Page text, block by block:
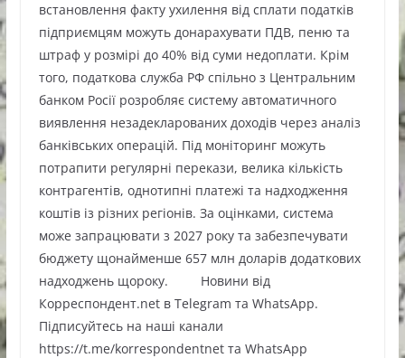
встановлення факту ухилення від сплати податків
підприємцям можуть донарахувати ПДВ, пеню та
штраф у розмірі до 40% від суми недоплати. Крім
того, податкова служба РФ спільно з Центральним
банком Росії розробляє систему автоматичного
виявлення незадекларованих доходів через аналіз
банківських операцій. Під моніторинг можуть
потрапити регулярні перекази, велика кількість
контрагентів, однотипні платежі та надходження
коштів із різних регіонів. За оцінками, система
може запрацювати з 2027 року та забезпечувати
бюджету щонайменше 657 млн доларів додаткових
надходжень щороку. Новини від
Корреспондент.net в Telegram та WhatsApp.
Підписуйтесь на наші канали
https://t.me/korrespondentnet та WhatsApp